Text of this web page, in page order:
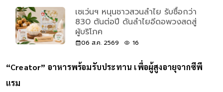
เซเว่นฯ หนุนชาวสวนลำไย รับซื้อกว่า
830 ตันต่อปี ดันลำไยอีดอพวงสดสู่
ผู้บริโภค
06 ส.ค. 2569 16
“Creator” อาหารพร้อมรับประทาน เพื่อผู้สูงอายุจากซีพี
แรม